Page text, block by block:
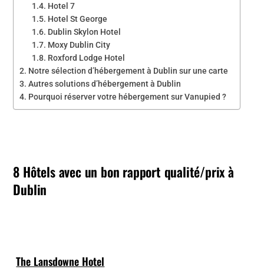
Hotel 7
Hotel St George
Dublin Skylon Hotel
Moxy Dublin City
Roxford Lodge Hotel
Notre sélection d’hébergement à Dublin sur une carte
Autres solutions d’hébergement à Dublin
Pourquoi réserver votre hébergement sur Vanupied ?
8 Hôtels avec un bon rapport qualité/prix à
Dublin
The Lansdowne Hotel